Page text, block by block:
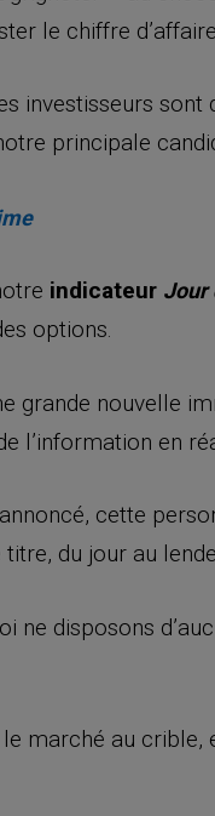
le chiffre
investisseurs
principale
indicateur Jour
options.
grande nouvelle
l’information en
cette
du jour au
ne disposons
marché au crible,